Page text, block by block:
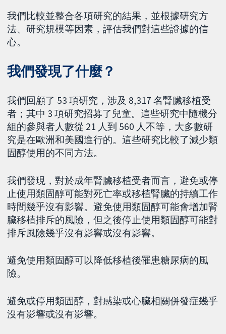
我們比較並整合各項研究的結果，並根據研究方
法、研究規模等因素，評估我們對這些證據的信
心。
我們發現了什麼？
我們回顧了 53 項研究，涉及 8,317 名腎臟移植受
者；其中 3 項研究招募了兒童。這些研究中隨機分
組的參與者人數從 21 人到 560 人不等，大多數研
究是在歐洲和美國進行的。這些研究比較了減少類
固醇使用的不同方法。
我們發現，對於成年腎臟移植受者而言，避免或停
止使用類固醇可能對死亡率或移植腎臟的持續工作
時間幾乎沒有影響。避免使用類固醇可能會增加腎
臟移植排斥的風險，但之後停止使用類固醇可能對
排斥風險幾乎沒有影響或沒有影響。
避免使用類固醇可以降低移植後罹患糖尿病的風
險。
避免或停用類固醇，對感染或心臟相關併發症幾乎
沒有影響或沒有影響。